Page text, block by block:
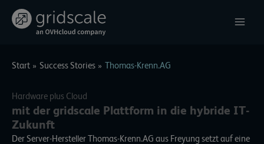
Inhalt
Start Success Stories Thomas-Krenn.AG
Hardware plus Cloud
mit der gridscale Plattform in die hybride IT-
Zukunft
Der Server-Hersteller Thomas-Krenn.AG aus Freyung setzt auf eine